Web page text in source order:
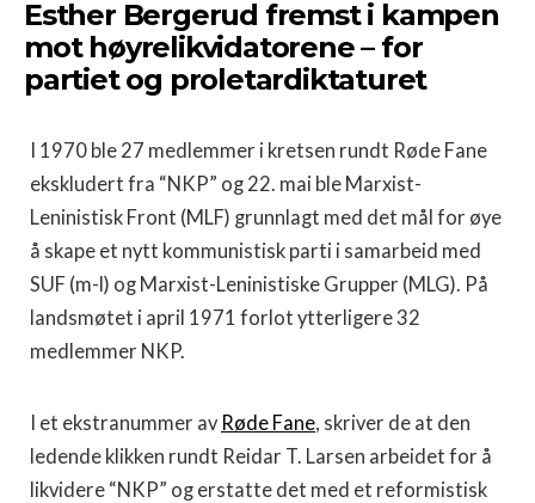
Esther Bergerud fremst i kampen
mot høyrelikvidatorene – for
partiet og proletardiktaturet
I 1970 ble 27 medlemmer i kretsen rundt Røde Fane
ekskludert fra “NKP” og 22. mai ble Marxist-
Leninistisk Front (MLF) grunnlagt med det mål for øye
å skape et nytt kommunistisk parti i samarbeid med
SUF (m-l) og Marxist-Leninistiske Grupper (MLG). På
landsmøtet i april 1971 forlot ytterligere 32
medlemmer NKP.
I et ekstranummer av Røde Fane, skriver de at den
ledende klikken rundt Reidar T. Larsen arbeidet for å
likvidere “NKP” og erstatte det med et reformistisk